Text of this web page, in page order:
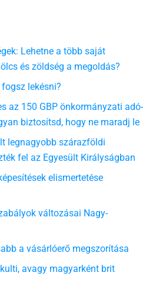
Lehetne a több saját
és zöldség a megoldás?
lekésni?
az 150 GBP önkormányzati adó-
biztosítsd, hogy ne maradj le
legnagyobb szárazföldi
fel az Egyesült Királyságban
elismertetése
változásai Nagy-
a vásárlóerő megszorítása
avagy magyarként brit